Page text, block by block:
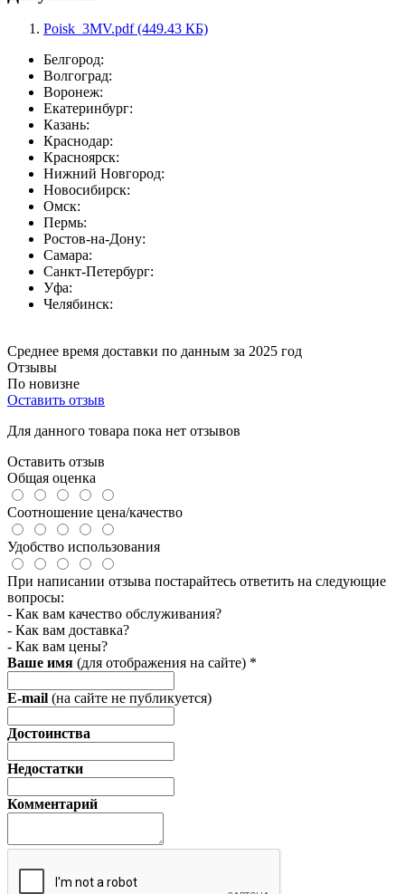
Poisk_3MV.pdf (449.43 КБ)
Белгород:
Волгоград:
Воронеж:
Екатеринбург:
Казань:
Краснодар:
Красноярск:
Нижний Новгород:
Новосибирск:
Омск:
Пермь:
Ростов-на-Дону:
Самара:
Санкт-Петербург:
Уфа:
Челябинск:
Среднее время доставки по данным за 2025 год
Отзывы
По новизне
Оставить отзыв
Для данного товара пока нет отзывов
Оставить отзыв
Общая оценка
Соотношение цена/качество
Удобство использования
При написании отзыва постарайтесь ответить на следующие
вопросы:
- Как вам качество обслуживания?
- Как вам доставка?
- Как вам цены?
Ваше имя (для отображения на сайте) *
E-mail (на сайте не публикуется)
Достоинства
Недостатки
Комментарий